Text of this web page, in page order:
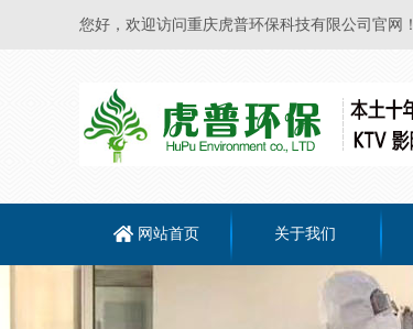
您好，欢迎访问重庆虎普环保科技有限公司官网！
网站首页 关于我们